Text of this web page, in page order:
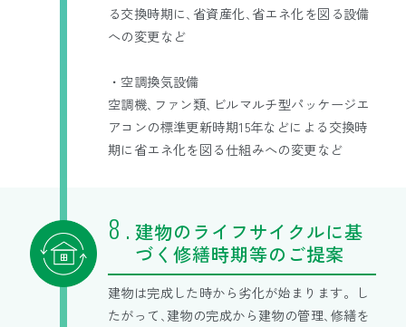
る交換時期に､省資産化､省エネ化を図る設備
への変更など
・空調換気設備
空調機､ファン類､ビルマルチ型パッケージエ
アコンの標準更新時期15年などによる交換時
期に省エネ化を図る仕組みへの変更など
建物のライフサイクルに基
づく修繕時期等のご提案
建物は完成した時から劣化が始まります。し
たがって､建物の完成から建物の管理､修繕を